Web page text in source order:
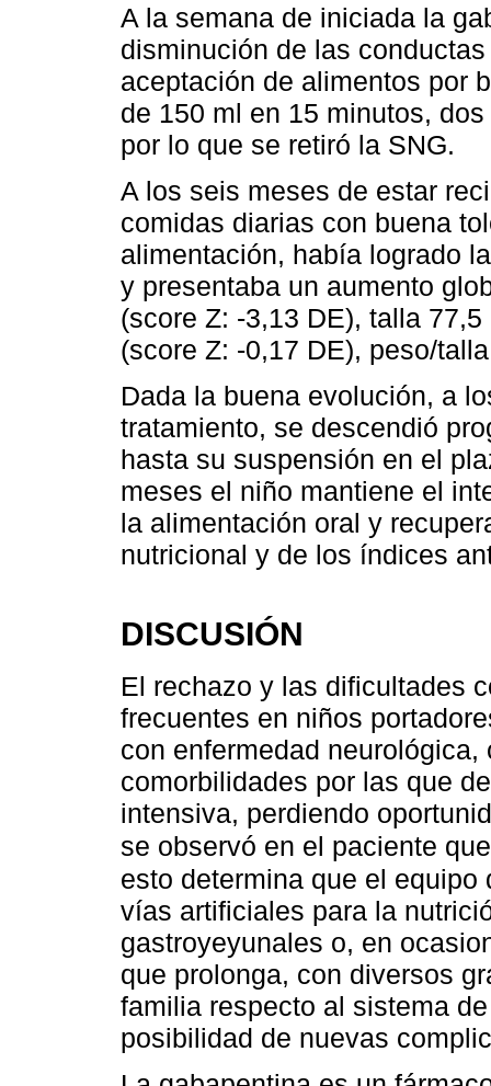
A la semana de iniciada la
disminución de las
aceptación de alimentos por
de 150 ml en 15 minutos,
por lo que se retiró la SNG.
A los seis meses de estar
comidas diarias con buena
alimentación, había logrado
y presentaba un aumento
(score Z: -3,13 DE), talla
(score Z: -0,17 DE), peso/
Dada la buena evolución, a
tratamiento, se descendió
hasta su suspensión en el
meses el niño mantiene el
la alimentación oral y
nutricional y de los índices
DISCUSIÓN
El rechazo y las dificultades
frecuentes en niños
con enfermedad
comorbilidades por las que
intensiva, perdiendo
se observó en el paciente
esto determina que el
vías artificiales para la
gastroyeyunales o, en
que prolonga, con diversos
familia respecto al sistema
posibilidad de nuevas